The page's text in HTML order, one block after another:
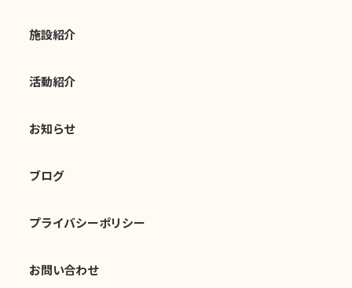
施設紹介
活動紹介
お知らせ
ブログ
プライバシーポリシー
お問い合わせ